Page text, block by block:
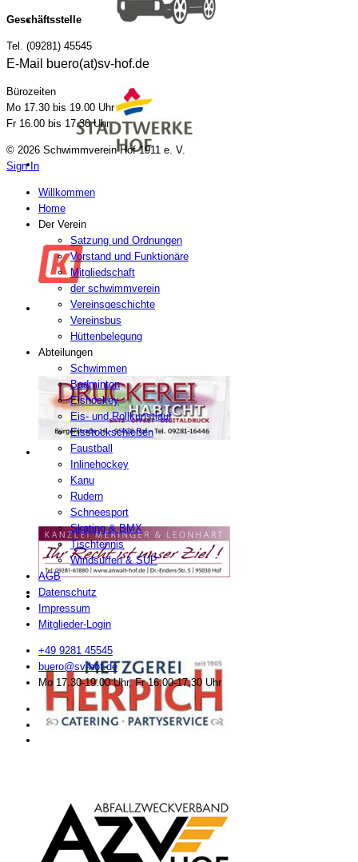
Geschäftsstelle
Tel. (09281) 45545
E-Mail buero(at)sv-hof.de
Bürozeiten
Mo 17.30 bis 19.00 Uhr
Fr 16.00 bis 17.30 Uhr
© 2026 Schwimmverein Hof 1911 e. V.
Sign In
Willkommen
Home
Der Verein
Satzung und Ordnungen
Vorstand und Funktionäre
Mitgliedschaft
der schwimmverein
Vereinsgeschichte
Vereinsbus
Hüttenbelegung
Abteilungen
Schwimmen
Badminton
Eishockey
Eis- und Rollkunstlauf
Eisstockschießen
Faustball
Inlinehockey
Kanu
Rudern
Schneesport
Skating & BMX
Tischtennis
Windsurfen & SUP
AGB
Datenschutz
Impressum
Mitglieder-Login
+49 9281 45545
buero@sv-hof.de
Mo 17.30-19.00 Uhr, Fr 16.00-17.30 Uhr